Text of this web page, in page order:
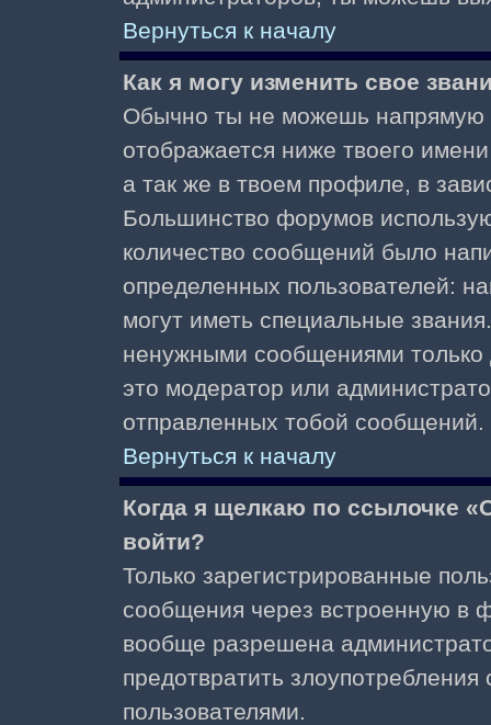
Вернуться к началу
Как я могу изменить свое
Обычно ты не можешь напрямую
отображается ниже твоего
а так же в твоем профиле, в
Большинство форумов
количество сообщений было
определенных пользователей:
могут иметь специальные
ненужными сообщениями только
это модератор или
отправленных тобой сообщений.
Вернуться к началу
Когда я щелкаю по ссылочке
войти?
Только зарегистрированные
сообщения через встроенную в
вообще разрешена
предотвратить
пользователями.